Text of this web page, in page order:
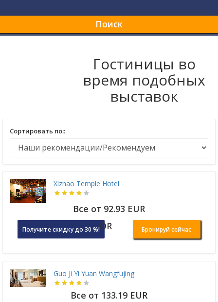
Поиск
Гостиницы во
время подобных
выставок
Сортировать по::
Xizhao Temple Hotel
Все от 92.93 EUR
Получите скидку до 30 %!OR Бронируй сейчас
Guo Ji Yi Yuan Wangfujing
Все от 133.19 EUR